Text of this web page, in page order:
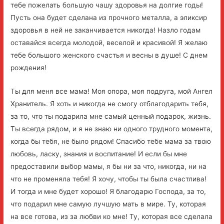
тебе пожелать большую чашу здоровья на долгие годы!
Пусть она будет сделана из прочного металла, а эликсир
здоровья в ней не заканчивается никогда! Назло годам
оставайся всегда молодой, веселой и красивой! Я желаю
тебе большого женского счастья и весны в душе! С днем
рождения!
Ты для меня все мама! Моя опора, моя подруга, мой Ангел
Хранитель. Я хоть и никогда не смогу отблагодарить тебя,
за то, что ты подарила мне самый ценный подарок, жизнь.
Ты всегда рядом, и я не знаю ни одного трудного момента,
когда бы тебя, не было рядом! Спасибо тебе мама за твою
любовь, ласку, знания и воспитание! И если бы мне
предоставили выбор мамы, я бы ни за что, никогда, ни на
что не променяла тебя! Я хочу, чтобы ты была счастлива!
И тогда и мне будет хорошо! Я благодарю Господа, за то,
что подарил мне самую лучшую мать в мире. Ту, которая
на все готова, из за любви ко мне! Ту, которая все сделала